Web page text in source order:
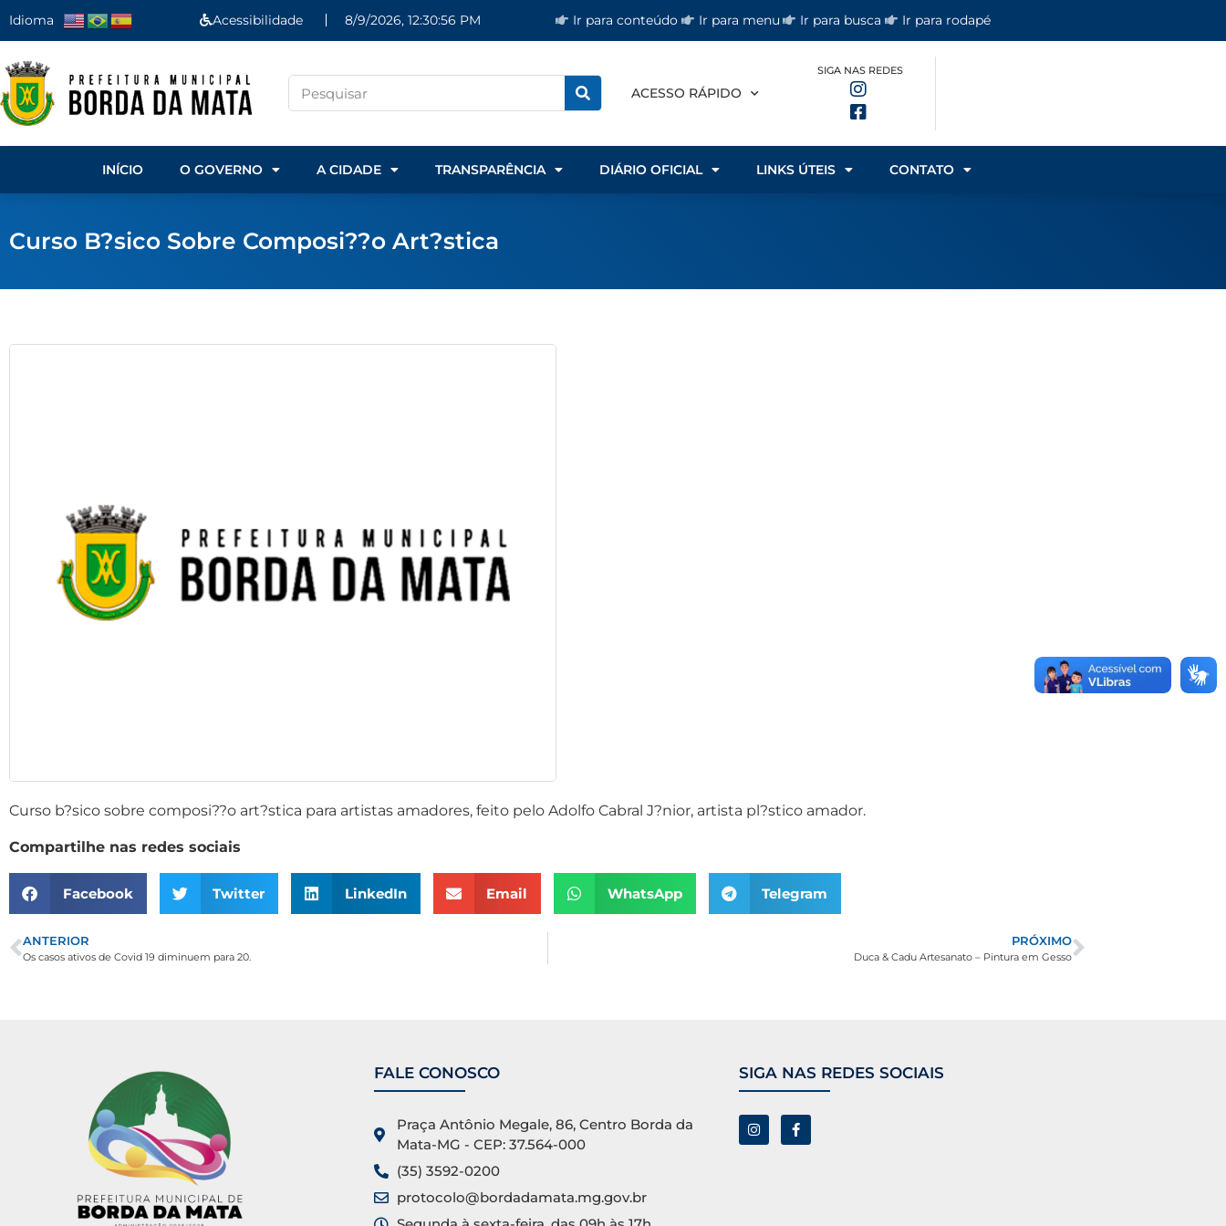
Idioma Acessibilidade 8/9/2026, 12:30:57 PM Ir para conteúdo Ir para menu Ir para busca Ir para rodapé
ACESSO RÁPIDO
SIGA NAS REDES
INÍCIO O GOVERNO A CIDADE TRANSPARÊNCIA DIÁRIO OFICIAL LINKS ÚTEIS CONTATO
Curso B?sico Sobre Composi??o Art?stica
Curso b?sico sobre composi??o art?stica para artistas amadores, feito pelo Adolfo Cabral J?nior, artista pl?stico amador.
Compartilhe nas redes sociais
Facebook Twitter LinkedIn Email WhatsApp Telegram
ANTERIOR
Os casos ativos de Covid 19 diminuem para 20.
PRÓXIMO
Duca & Cadu Artesanato – Pintura em Gesso
FALE CONOSCO
Praça Antônio Megale, 86, Centro Borda da
Mata-MG - CEP: 37.564-000
(35) 3592-0200
protocolo@bordadamata.mg.gov.br
SIGA NAS REDES SOCIAIS